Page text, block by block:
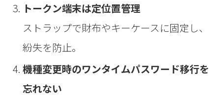
トークン端末は定位置管理
ストラップで財布やキーケースに固定し、
紛失を防止。
機種変更時のワンタイムパスワード移行を
忘れない